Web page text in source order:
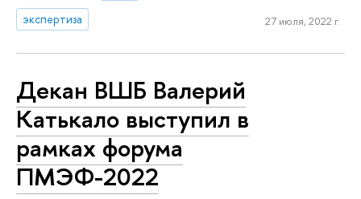
экспертиза
27 июля, 2022 г.
Декан ВШБ Валерий
Катькало выступил в
рамках форума
ПМЭФ-2022